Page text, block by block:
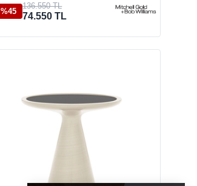
%45
136.550 TL
74.550 TL